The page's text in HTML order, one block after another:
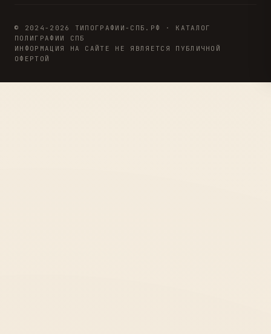
© 2024-2026 ТИПОГРАФИИ-СПБ.РФ · КАТАЛОГ
ПОЛИГРАФИИ СПБ
ИНФОРМАЦИЯ НА САЙТЕ НЕ ЯВЛЯЕТСЯ ПУБЛИЧНОЙ
ОФЕРТОЙ